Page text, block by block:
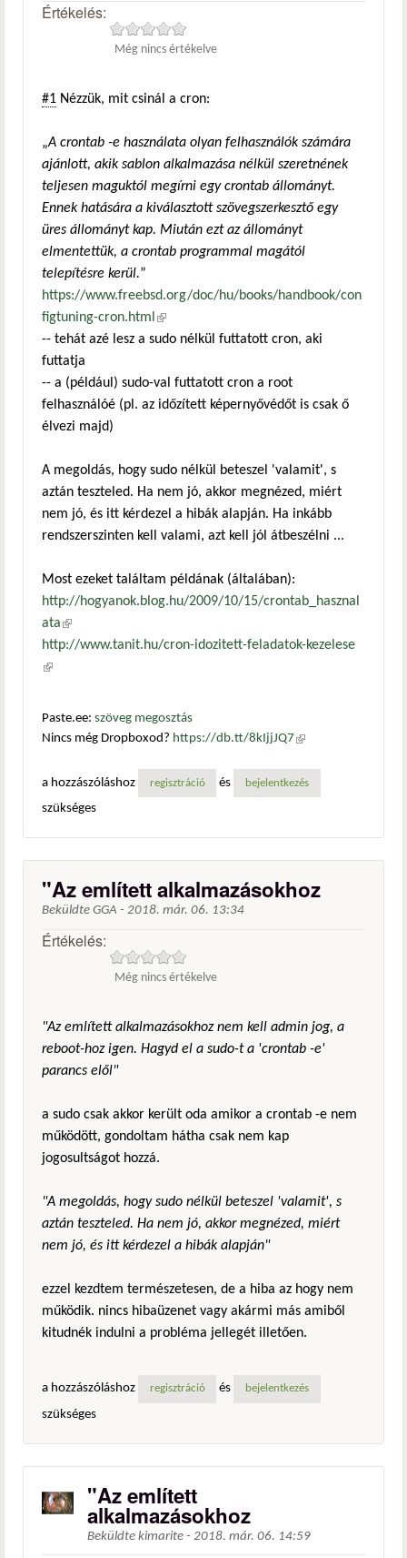
Értékelés:
Még nincs értékelve
#1 Nézzük, mit csinál a cron:
„A crontab -e használata olyan felhasználók számára
ajánlott, akik sablon alkalmazása nélkül szeretnének
teljesen maguktól megírni egy crontab állományt.
Ennek hatására a kiválasztott szövegszerkesztő egy
üres állományt kap. Miután ezt az állományt
elmentettük, a crontab programmal magától
telepítésre kerül.”
https://www.freebsd.org/doc/hu/books/handbook/con
figtuning-cron.html (külső hivatkozás)
-- tehát azé lesz a sudo nélkül futtatott cron, aki
futtatja
-- a (például) sudo-val futtatott cron a root
felhasználóé (pl. az időzített képernyővédőt is csak ő
élvezi majd)
A megoldás, hogy sudo nélkül beteszel 'valamit', s
aztán teszteled. Ha nem jó, akkor megnézed, miért
nem jó, és itt kérdezel a hibák alapján. Ha inkább
rendszerszinten kell valami, azt kell jól átbeszélni ...
Most ezeket találtam példának (általában):
http://hogyanok.blog.hu/2009/10/15/crontab_hasznal
ata(külső hivatkozás)
http://www.tanit.hu/cron-idozitett-feladatok-kezelese
(külső hivatkozás)
Paste.ee: szöveg megosztás
Nincs még Dropboxod? https://db.tt/8kIjjJQ7 (külső
a hozzászóláshoz
regisztráció és bejelentkezés
szükséges
"Az említett alkalmazásokhoz
Beküldte GGA - 2018. már. 06. 13:34
Értékelés:
Még nincs értékelve
"Az említett alkalmazásokhoz nem kell admin jog, a
reboot-hoz igen. Hagyd el a sudo-t a 'crontab -e'
parancs elől"
a sudo csak akkor került oda amikor a crontab -e nem
működött, gondoltam hátha csak nem kap
jogosultságot hozzá.
"A megoldás, hogy sudo nélkül beteszel 'valamit', s
aztán teszteled. Ha nem jó, akkor megnézed, miért
nem jó, és itt kérdezel a hibák alapján"
ezzel kezdtem természetesen, de a hiba az hogy nem
működik. nincs hibaüzenet vagy akármi más amiből
kitudnék indulni a probléma jellegét illetően.
a hozzászóláshoz regisztráció és bejelentkezés
szükséges
"Az említett
alkalmazásokhoz
Beküldte kimarite - 2018. már. 06. 14:59